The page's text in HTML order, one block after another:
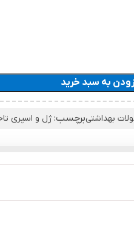
به سبد خرید
بهداشتیبرچسب: ژل و اسپری